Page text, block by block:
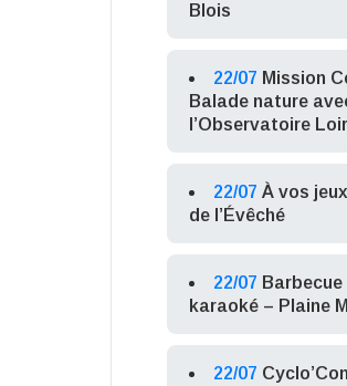
Blois
22/07 Mission
Balade nature
l’Observatoire
22/07 À vos
de l’Évêché
22/07
karaoké – Plaine
22/07